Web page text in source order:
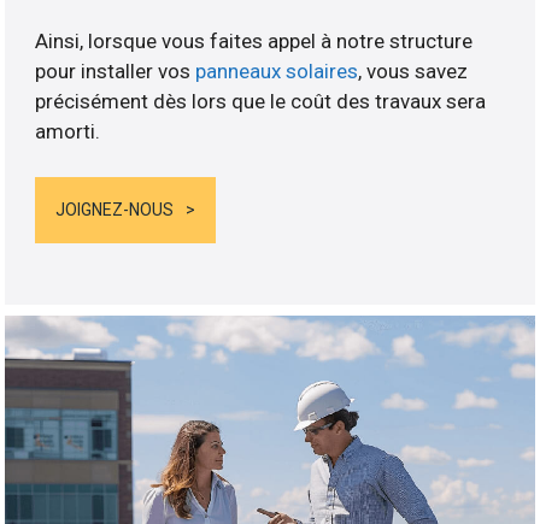
Ainsi, lorsque vous faites appel à notre structure
pour installer vos panneaux solaires, vous savez
précisément dès lors que le coût des travaux sera
amorti.
JOIGNEZ-NOUS